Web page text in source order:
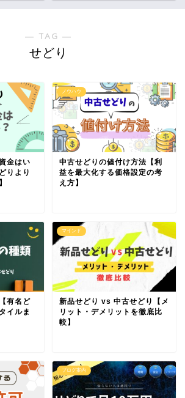
― TAG ―
せどり
金はい
りより
ノウハウ
中古せどりの値付け方法【利
益を最大化する価格設定の考
え方】
有名ど
イルま
マインド
新品せどり vs 中古せどり【メ
リット・デメリットを徹底比
較】
ブログ案内